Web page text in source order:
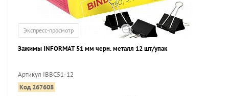
Экспресс-просмотр
Зажимы INFORMAT 51 мм черн. металл 12 шт/упак
Артикул IBBC51-12
Код 267608